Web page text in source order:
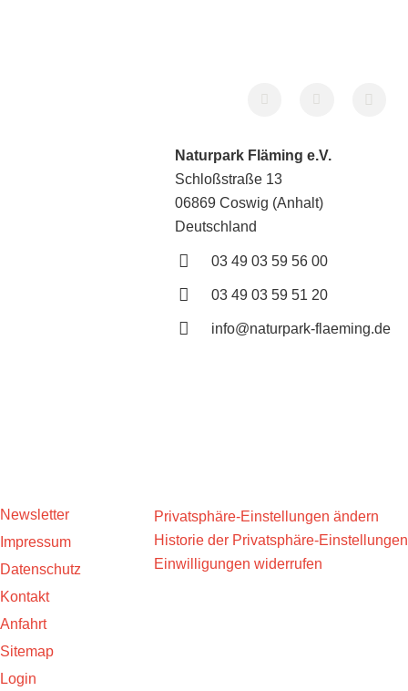
Naturpark Fläming e.V.
Schloßstraße 13
06869 Coswig (Anhalt)
Deutschland
03 49 03 59 56 00
03 49 03 59 51 20
info@naturpark-flaeming.de
Newsletter
Impressum
Datenschutz
Kontakt
Anfahrt
Sitemap
Login
Privatsphäre-Einstellungen ändern
Historie der Privatsphäre-Einstellungen
Einwilligungen widerrufen